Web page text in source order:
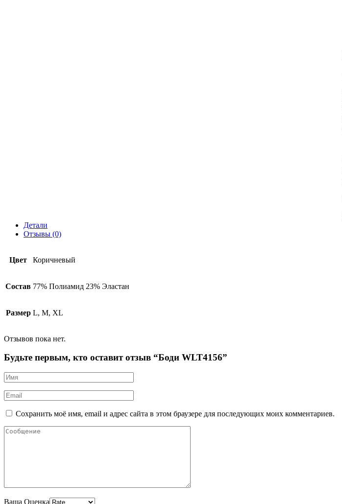
Детали
Отзывы (0)
Цвет Коричневый
Состав 77% Полиамид 23% Эластан
Размер L, M, XL
Отзывов пока нет.
Будьте первым, кто оставит отзыв “Боди WLT4156”
Сохранить моё имя, email и адрес сайта в этом браузере для последующих моих комментариев.
Ваша Оценка